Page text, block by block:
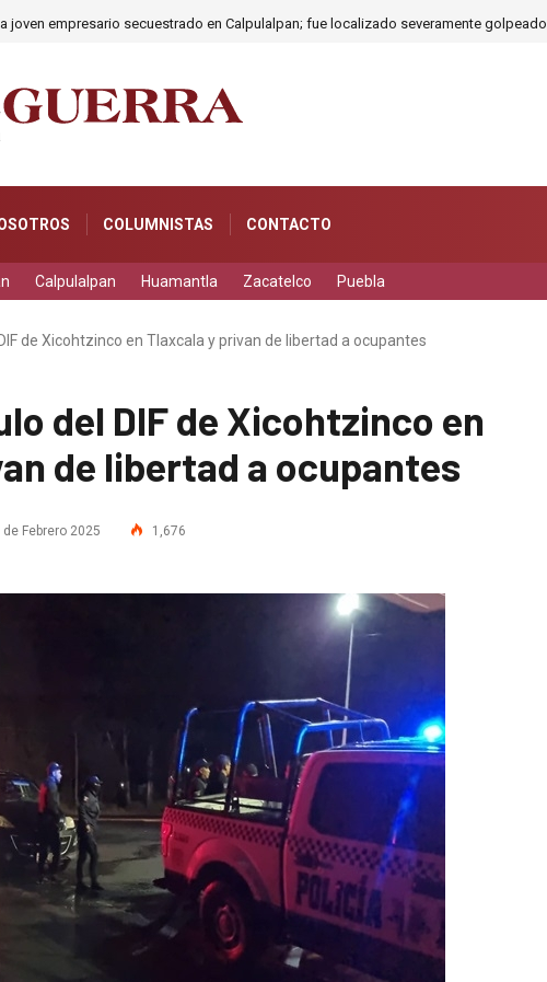
joven empresario secuestrado en Calpulalpan; fue localizado severamente golpeado
COLUMNISTAS CONTACTO
Calpulalpan Huamantla Zacatelco Puebla
de Xicohtzinco en Tlaxcala y privan de libertad a ocupantes
del DIF de Xicohtzinco en
de libertad a ocupantes
de Febrero 2025 1,676